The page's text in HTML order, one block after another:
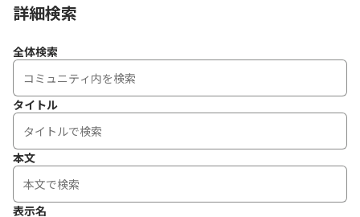
詳細検索
全体検索
タイトル
本文
表示名